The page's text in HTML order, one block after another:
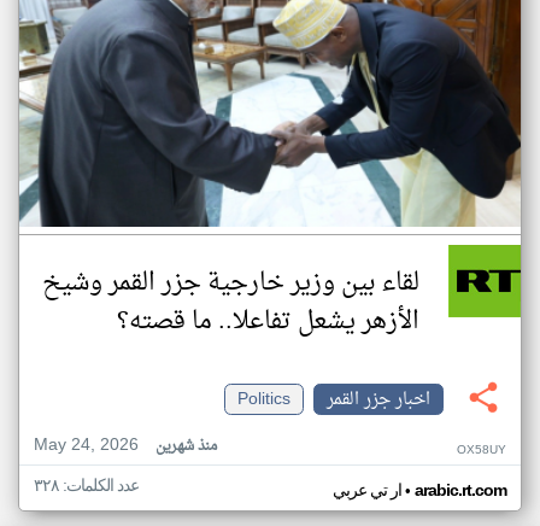
لقاء بين وزير خارجية جزر القمر وشيخ
الأزهر يشعل تفاعلا.. ما قصته؟
اخبار جزر القمر
Politics
May 24, 2026
منذ شهرين OX58UY
ار تي عربي• arabic.rt.com عدد الكلمات: ٣٢٨